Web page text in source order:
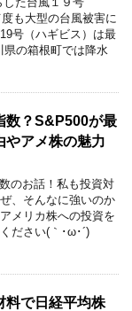
も大型の台風被害に
号（ハギビス）は最
県の箱根町では降水
数？S&P500が最
やアメ株の魅力
お話！私も投資対
、そんなに強いのか
メリカ株への投資を
ください(｀･ω･´)
料で日経平均株